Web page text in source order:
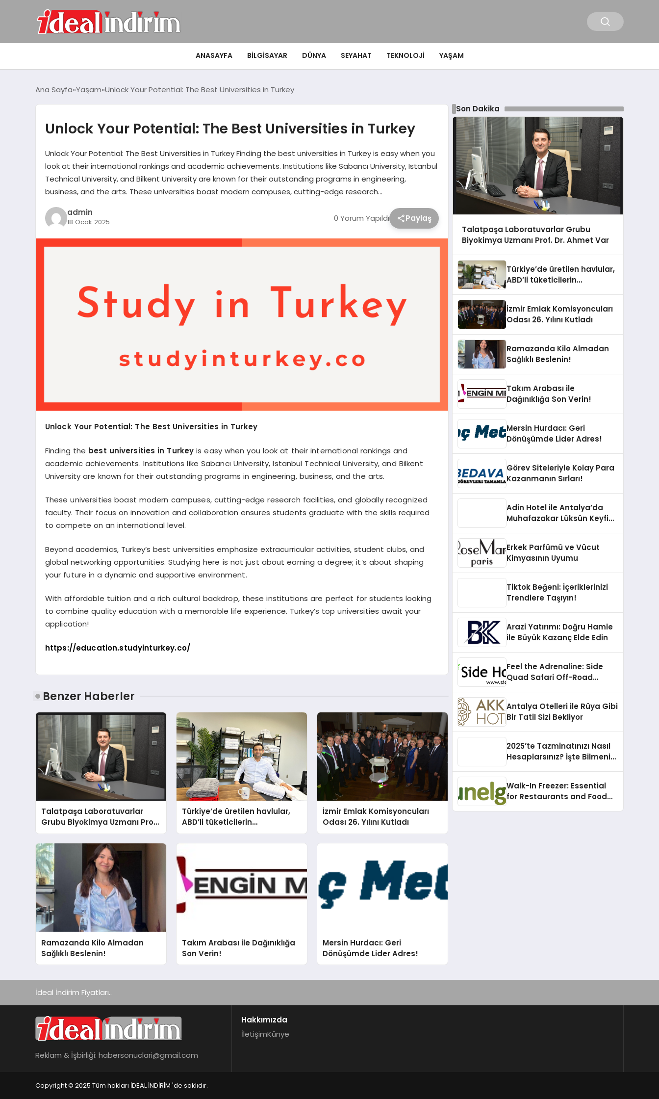
ANASAYFA BILGISAYAR DÜNYA SEYAHAT TEKNOLOJI YAŞAM
Ana Sayfa Yaşam Unlock Your Potential: The Best Universities in Turkey
Unlock Your Potential: The Best Universities in Turkey
Unlock Your Potential: The Best Universities in Turkey Finding the best universities in Turkey is easy when you
look at their international rankings and academic achievements. Institutions like Sabancı University, Istanbul
Technical University, and Bilkent University are known for their outstanding programs in engineering,
business, and the arts. These universities boast modern campuses, cutting-edge research…
admin
18 Ocak 2025 0 Yorum Yapıldı Paylaş
Unlock Your Potential: The Best Universities in Turkey
Finding the best universities in Turkey is easy when you look at their international rankings and
academic achievements. Institutions like Sabancı University, Istanbul Technical University, and Bilkent
University are known for their outstanding programs in engineering, business, and the arts.
These universities boast modern campuses, cutting-edge research facilities, and globally recognized
faculty. Their focus on innovation and collaboration ensures students graduate with the skills required
to compete on an international level.
Beyond academics, Turkey’s best universities emphasize extracurricular activities, student clubs, and
global networking opportunities. Studying here is not just about earning a degree; it’s about shaping
your future in a dynamic and supportive environment.
With affordable tuition and a rich cultural backdrop, these institutions are perfect for students looking
to combine quality education with a memorable life experience. Turkey’s top universities await your
application!
https://education.studyinturkey.co/
Benzer Haberler
Talatpaşa Laboratuvarlar
Grubu Biyokimya Uzmanı Prof.
Dr. Ahmet Var
Türkiye’de üretilen havlular,
ABD’li tüketicilerin
banyosunda baş kahraman
oluyor
İzmir Emlak Komisyoncuları
Odası 26. Yılını Kutladı
Ramazanda Kilo Almadan
Sağlıklı Beslenin!
Takım Arabası ile Dağınıklığa
Son Verin!
Mersin Hurdacı: Geri
Dönüşümde Lider Adres!
Son Dakika
Talatpaşa Laboratuvarlar Grubu
Biyokimya Uzmanı Prof. Dr. Ahmet Var
Türkiye’de üretilen havlular,
ABD’li tüketicilerin
İzmir Emlak Komisyoncuları
Odası 26. Yılını Kutladı
Ramazanda Kilo Almadan
Sağlıklı Beslenin!
Takım Arabası ile
Dağınıklığa Son Verin!
Mersin Hurdacı: Geri
Dönüşümde Lider Adres!
Görev Siteleriyle Kolay Para
Kazanmanın Sırları!
Adin Hotel ile Antalya’da
Muhafazakar Lüksün Keyfini
Erkek Parfümü ve Vücut
Kimyasının Uyumu
Tiktok Beğeni: İçeriklerinizi
Trendlere Taşıyın!
Arazi Yatırımı: Doğru Hamle
ile Büyük Kazanç Elde Edin
Feel the Adrenaline: Side
Quad Safari Off-Road
Antalya Otelleri ile Rüya Gibi
Bir Tatil Sizi Bekliyor
2025’te Tazminatınızı Nasıl
Hesaplarsınız? İşte Bilmeniz
Walk-In Freezer: Essential
for Restaurants and Food
İdeal İndirim Fiyatları..
Reklam & İşbirliği: habersonuclari@gmail.com
Hakkımızda
İletişimKünye
Copyright © 2025 Tüm hakları İDEAL İNDİRİM 'de saklıdır.